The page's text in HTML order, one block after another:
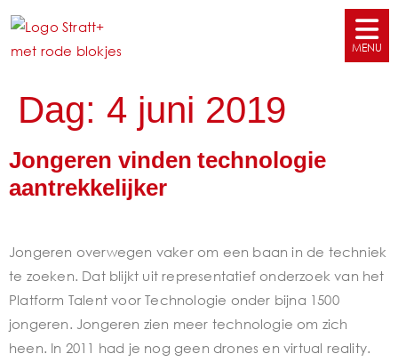
Dag: 4 juni 2019
Jongeren vinden technologie
aantrekkelijker
Jongeren overwegen vaker om een baan in de techniek
te zoeken. Dat blijkt uit representatief onderzoek van het
Platform Talent voor Technologie onder bijna 1500
jongeren. Jongeren zien meer technologie om zich
heen. In 2011 had je nog geen drones en virtual reality.